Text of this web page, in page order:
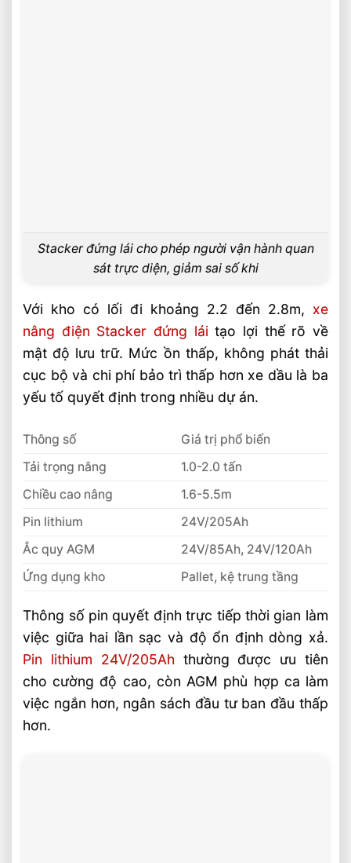
Stacker đứng lái cho phép người vận hành quan
sát trực diện, giảm sai số khi
Với kho có lối đi khoảng 2.2 đến 2.8m, xe
nâng điện Stacker đứng lái tạo lợi thế rõ về
mật độ lưu trữ. Mức ồn thấp, không phát thải
cục bộ và chi phí bảo trì thấp hơn xe dầu là ba
yếu tố quyết định trong nhiều dự án.
Thông số
Giá trị phổ biến
Tải trọng nâng
1.0-2.0 tấn
Chiều cao nâng
1.6-5.5m
Pin lithium
24V/205Ah
Ắc quy AGM
24V/85Ah, 24V/120Ah
Ứng dụng kho
Pallet, kệ trung tầng
Thông số pin quyết định trực tiếp thời gian làm
việc giữa hai lần sạc và độ ổn định dòng xả.
Pin lithium 24V/205Ah thường được ưu tiên
cho cường độ cao, còn AGM phù hợp ca làm
việc ngắn hơn, ngân sách đầu tư ban đầu thấp
hơn.